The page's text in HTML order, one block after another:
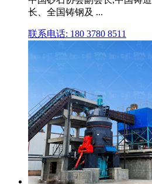
长、全国铸钢及 ...
联系电话: 180 3780 8511